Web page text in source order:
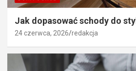
Jak dopasować schody do
24 czerwca, 2026 redakcja